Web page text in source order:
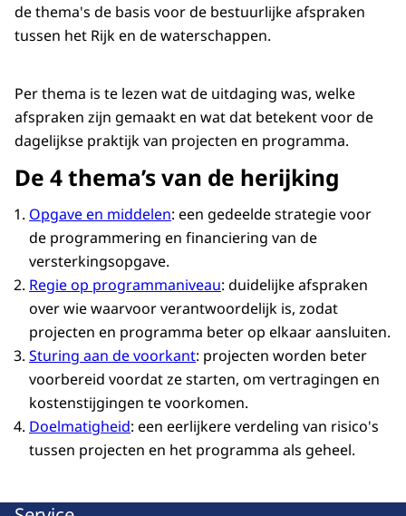
de thema's de basis voor de bestuurlijke afspraken
tussen het Rijk en de waterschappen.
Per thema is te lezen wat de uitdaging was, welke
afspraken zijn gemaakt en wat dat betekent voor de
dagelijkse praktijk van projecten en programma.
De 4 thema’s van de herijking
Opgave en middelen: een gedeelde strategie voor
de programmering en financiering van de
versterkingsopgave.
Regie op programmaniveau: duidelijke afspraken
over wie waarvoor verantwoordelijk is, zodat
projecten en programma beter op elkaar aansluiten.
Sturing aan de voorkant: projecten worden beter
voorbereid voordat ze starten, om vertragingen en
kostenstijgingen te voorkomen.
Doelmatigheid: een eerlijkere verdeling van risico's
tussen projecten en het programma als geheel.